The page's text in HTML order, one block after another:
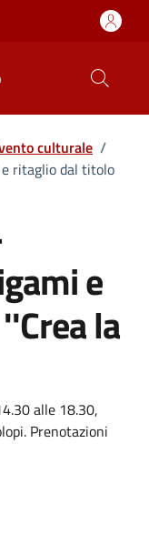
culturale /
ritaglio dal titolo
e
la
alle 18.30,
Prenotazioni